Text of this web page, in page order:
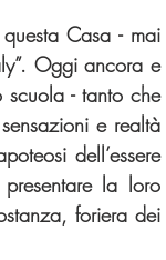
Casa - mai
Oggi ancora e
- tanto che
e realtà
dell’essere
la loro
foriera dei